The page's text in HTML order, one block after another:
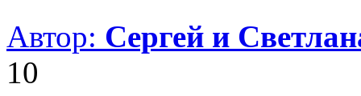
Автор: Сергей и
10